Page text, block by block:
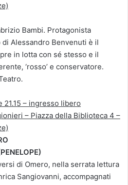
Bambi. Protagonista
Alessandro Benvenuti è il
in lotta con sé stesso e il
‘rosso’ e conservatore.
– ingresso libero
– Piazza della Biblioteca 4 –
di Omero, nella serrata lettura
Sangiovanni, accompagnati